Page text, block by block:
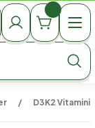
D3K2 Vitamini